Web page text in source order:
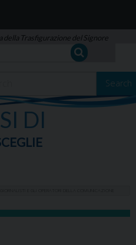
della Trasfigurazione del Signore
Search
DI